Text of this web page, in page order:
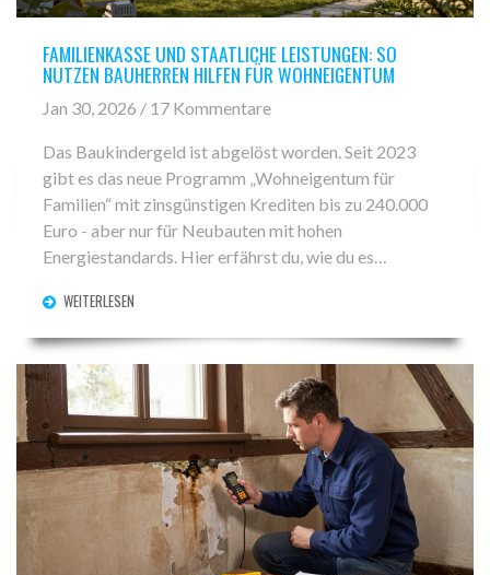
FAMILIENKASSE UND STAATLICHE LEISTUNGEN: SO
NUTZEN BAUHERREN HILFEN FÜR WOHNEIGENTUM
Jan 30, 2026 / 17 Kommentare
Das Baukindergeld ist abgelöst worden. Seit 2023
gibt es das neue Programm „Wohneigentum für
Familien“ mit zinsgünstigen Krediten bis zu 240.000
Euro - aber nur für Neubauten mit hohen
Energiestandards. Hier erfährst du, wie du es
WEITERLESEN